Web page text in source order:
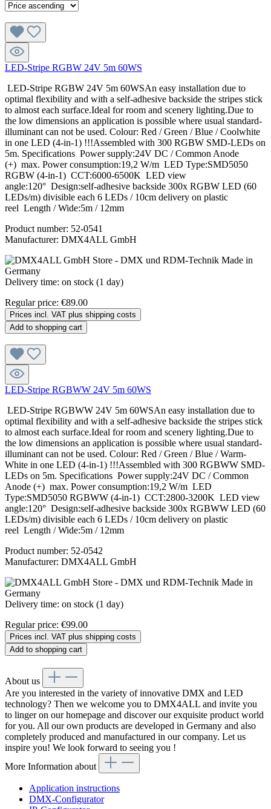
LED-Stripe RGBW 24V 5m 60WS
LED-Stripe RGBW 24V 5m 60WSAn easy installation due to
optimal flexibility and with a self-adhesive backside the stripes stick
to almost each surface.Ideal for room and scenery lighting.Due to
the low dimensions an application is possible where usual standard-
illuminant can not be used. Colour: Red / Green / Blue / Coolwhite
in one LED (4-in-1) !!!Assembled with 300 RGBW SMD-LEDs on
5m. Specifications Power supply:24V DC / Common Anode
(+) max. Power consumption:19,2 W/m LED Type:SMD5050
RGBW (4-in-1) CCT:6000-6500K LED view
angle:120° Design:self-adhesive backside 300x RGBW LED (60
LEDs/m) divisible each 6 LEDs / 10cm delivery on plastic
reel Length / Wide:5m / 12mm
Product number: 52-0541
Manufacturer: DMX4ALL GmbH
Delivery time: on stock (1 day)
Regular price: €89.00
Prices incl. VAT plus shipping costs
Add to shopping cart
LED-Stripe RGBWW 24V 5m 60WS
LED-Stripe RGBWW 24V 5m 60WSAn easy installation due to
optimal flexibility and with a self-adhesive backside the stripes stick
to almost each surface.Ideal for room and scenery lighting.Due to
the low dimensions an application is possible where usual standard-
illuminant can not be used. Colour: Red / Green / Blue / Warm-
White in one LED (4-in-1) !!!Assembled with 300 RGBWW SMD-
LEDs on 5m. Specifications Power supply:24V DC / Common
Anode (+) max. Power consumption:19,2 W/m LED
Type:SMD5050 RGBWW (4-in-1) CCT:2800-3200K LED view
angle:120° Design:self-adhesive backside 300x RGBWW LED (60
LEDs/m) divisible each 6 LEDs / 10cm delivery on plastic
reel Length / Wide:5m / 12mm
Product number: 52-0542
Manufacturer: DMX4ALL GmbH
Delivery time: on stock (1 day)
Regular price: €99.00
Prices incl. VAT plus shipping costs
Add to shopping cart
About us
Are you interested in the variety of innovative DMX and LED
technology? Then we welcome you to DMX4ALL and invite you
to linger on our homepage and discover our exquisite product world
for you. All our own products are developed in Germany and also
completely produced and manufactured in our company. Let us
inspire you! We look forward to seeing you !
More Information about
Application instructions
DMX-Configurator